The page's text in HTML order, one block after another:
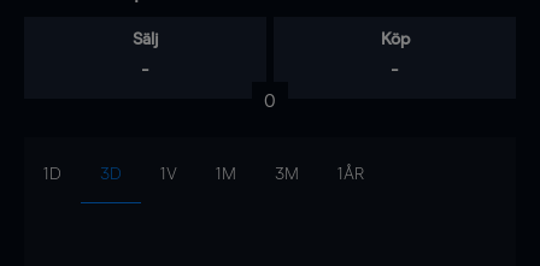
Sälj
-
Köp
-
0
1D 3D 1V 1M 3M 1ÅR